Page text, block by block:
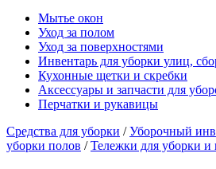
Мытье окон
Уход за полом
Уход за поверхностями
Инвентарь для уборки улиц,
Кухонные щетки и скребки
Аксессуары и запчасти для
Перчатки и рукавицы
Средства для уборки /Уборочный
уборки полов /Тележки для уборки и